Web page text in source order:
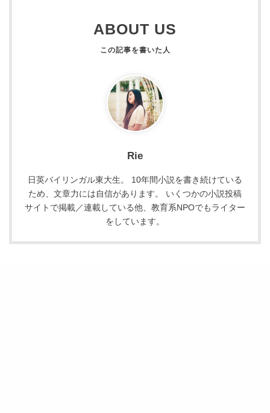
ABOUT US
Rie
日英バイリンガル東大生。 10年間小説を書き続けている
ため、文章力には自信があります。 いくつかの小説投稿
サイトで掲載／連載している他、教育系NPOでもライター
をしています。